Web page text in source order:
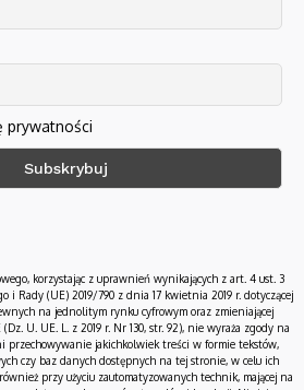
prywatności
korzystając z uprawnień wynikających z art. 4 ust. 3
i Rady (UE) 2019/790 z dnia 17 kwietnia 2019 r. dotyczącej
na jednolitym rynku cyfrowym oraz zmieniającej
U. UE. L. z 2019 r. Nr 130, str. 92), nie wyraża zgody na
przechowywanie jakichkolwiek treści w formie tekstów,
czy baz danych dostępnych na tej stronie, w celu ich
przy użyciu zautomatyzowanych technik, mającej na